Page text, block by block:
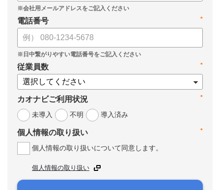
*
電話番号
*
従業員数
*
カオナビご利用状況
未導入
不明 導入済み
*
個人情報の取り扱い
個人情報の取り扱いについて同意します。
個人情報の取り扱い